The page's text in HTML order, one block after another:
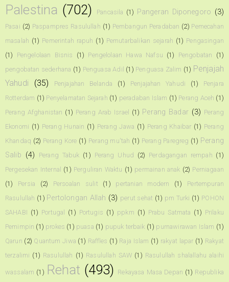
Palestina (702) Pancasila (1) Pangeran Diponegoro (3)
Pasai (2) Paspampres Rasulullah (1) Pembangun Peradaban (2) Pemecahan
masalah (1) Pemerintah rapuh (1) Pemutarbalikan sejarah (1) Pengasingan
(1)
Pengelolaan Bisnis (1) Pengelolaan Hawa Nafsu (1) Pengobatan
(1)
pengobatan sederhana (1) Penguasa Adil (1) Penguasa Zalim (1) Penjajah
Yahudi
(35) Penjajahan Belanda (1) Penjajahan Yahudi (1)
Penjara
Rotterdam (1) Penyelamatan Sejarah (1) peradaban Islam (1) Perang Aceh (1)
Perang Afghanistan (1) Perang Arab Israel (1) Perang Badar (3) Perang
Ekonomi (1) Perang Hunain (1) Perang Jawa (1) Perang Khaibar (1) Perang
Khandaq (2) Perang Kore (1) Perang mu'tah (1) Perang Paregreg (1) Perang
Salib (4) Perang Tabuk (1) Perang Uhud (2) Perdagangan rempah (1)
Pergesekan Internal (1) Perguliran Waktu (1) permainan anak (2) Perniagaan
(1)
Persia (2) Persoalan sulit (1) pertanian modern (1)
Pertempuran
Rasulullah (1) Pertolongan Allah (3) perut sehat (1) pm Turki (1) POHON
SAHABI (1) Portugal (1) Portugis (1) ppkm (1) Prabu Satmata (1) Prilaku
Pemimpin (1) prokes (1) puasa (1) pupuk terbaik (1) purnawirawan Islam (1)
Qarun (2) Quantum Jiwa (1) Raffles (1) Raja Islam (1) rakyat lapar (1) Rakyat
terzalimi (1) Rasulullah (1) Rasulullah SAW (1) Rasulullah shalallahu alaihi
wassalam (1) Rehat (493) Rekayasa Masa Depan (1) Republika